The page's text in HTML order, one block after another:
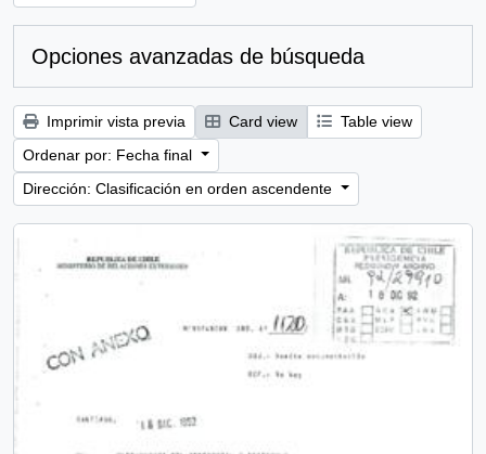
Opciones avanzadas de búsqueda
Imprimir vista previa Card view
Table view
Ordenar por: Fecha final
Dirección: Clasificación en orden ascendente